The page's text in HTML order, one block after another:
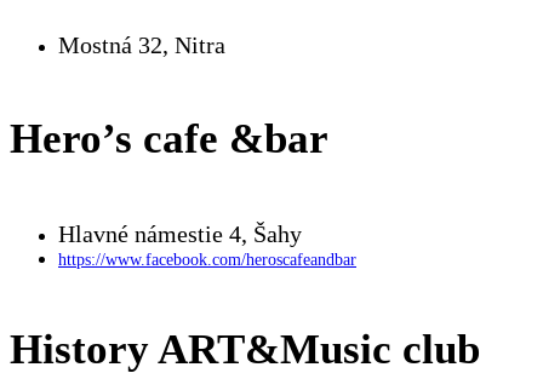
Mostná 32, Nitra
Hero’s cafe &bar
Hlavné námestie 4, Šahy
https://www.facebook.com/heroscafeandbar
History ART&Music club